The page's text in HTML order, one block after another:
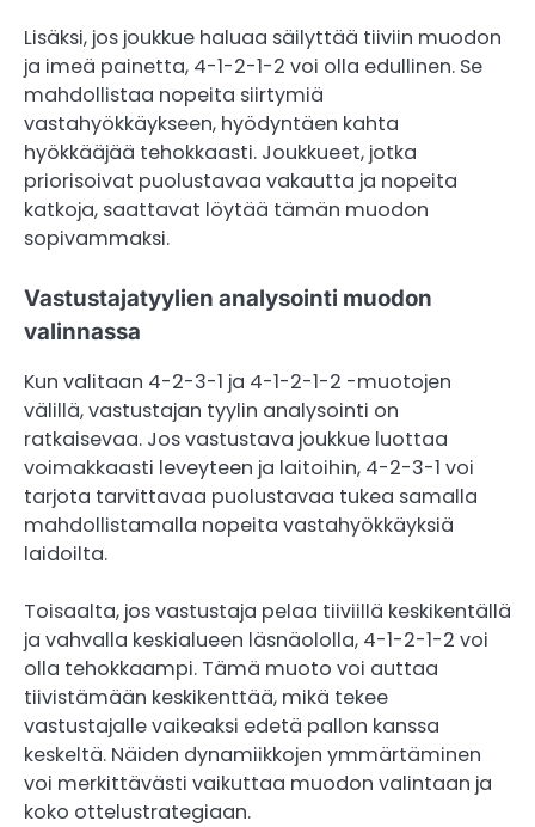
Lisäksi, jos joukkue haluaa säilyttää tiiviin muodon
ja imeä painetta, 4-1-2-1-2 voi olla edullinen. Se
mahdollistaa nopeita siirtymiä
vastahyökkäykseen, hyödyntäen kahta
hyökkääjää tehokkaasti. Joukkueet, jotka
priorisoivat puolustavaa vakautta ja nopeita
katkoja, saattavat löytää tämän muodon
sopivammaksi.
Vastustajatyylien analysointi muodon
valinnassa
Kun valitaan 4-2-3-1 ja 4-1-2-1-2 -muotojen
välillä, vastustajan tyylin analysointi on
ratkaisevaa. Jos vastustava joukkue luottaa
voimakkaasti leveyteen ja laitoihin, 4-2-3-1 voi
tarjota tarvittavaa puolustavaa tukea samalla
mahdollistamalla nopeita vastahyökkäyksiä
laidoilta.
Toisaalta, jos vastustaja pelaa tiiviillä keskikentällä
ja vahvalla keskialueen läsnäololla, 4-1-2-1-2 voi
olla tehokkaampi. Tämä muoto voi auttaa
tiivistämään keskikenttää, mikä tekee
vastustajalle vaikeaksi edetä pallon kanssa
keskeltä. Näiden dynamiikkojen ymmärtäminen
voi merkittävästi vaikuttaa muodon valintaan ja
koko ottelustrategiaan.